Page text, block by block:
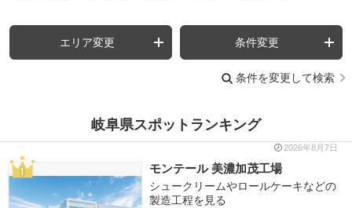
エリア変更 条件変更
条件を変更して検索
岐阜県スポットランキング
2026年8月7日
モンテール 美濃加茂工場
シュークリームやロールケーキなどの
製造工程を見る